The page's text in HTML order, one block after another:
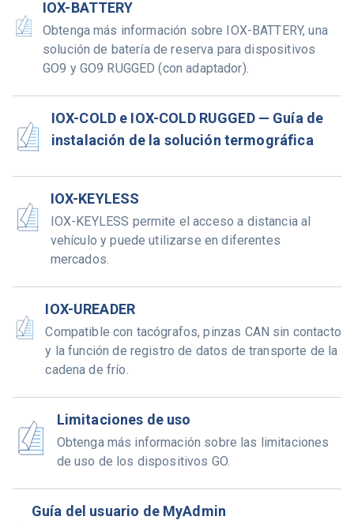
IOX-BATTERY
Obtenga más información sobre IOX-BATTERY, una
solución de batería de reserva para dispositivos
GO9 y GO9 RUGGED (con adaptador).
IOX-COLD e IOX-COLD RUGGED — Guía de
instalación de la solución termográfica
IOX-KEYLESS
IOX-KEYLESS permite el acceso a distancia al
vehículo y puede utilizarse en diferentes
mercados.
IOX-UREADER
Compatible con tacógrafos, pinzas CAN sin contacto
y la función de registro de datos de transporte de la
cadena de frío.
Limitaciones de uso
Obtenga más información sobre las limitaciones
de uso de los dispositivos GO.
Guía del usuario de MyAdmin